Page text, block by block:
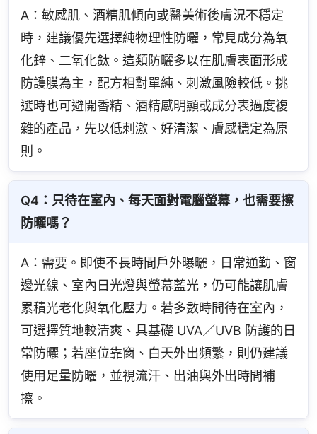
A：敏感肌、酒糟肌傾向或醫美術後膚況不穩定
時，建議優先選擇純物理性防曬，常見成分為氧
化鋅、二氧化鈦。這類防曬多以在肌膚表面形成
防護膜為主，配方相對單純、刺激風險較低。挑
選時也可避開香精、酒精感明顯或成分表過度複
雜的產品，先以低刺激、好清潔、膚感穩定為原
則。
Q4：只待在室內、每天面對電腦螢幕，也需要擦
防曬嗎？
A：需要。即使不長時間戶外曝曬，日常通勤、窗
邊光線、室內日光燈與螢幕藍光，仍可能讓肌膚
累積光老化與氧化壓力。若多數時間待在室內，
可選擇質地較清爽、具基礎 UVA／UVB 防護的日
常防曬；若座位靠窗、白天外出頻繁，則仍建議
使用足量防曬，並視流汗、出油與外出時間補
擦。